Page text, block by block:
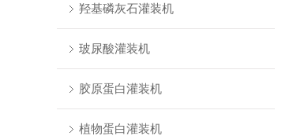
羟基磷灰石灌装机
玻尿酸灌装机
胶原蛋白灌装机
植物蛋白灌装机